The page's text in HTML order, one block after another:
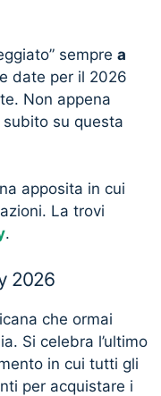
sempre a
date per il 2026
Non appena
su questa
apposita in cui
La trovi
.
2026
che ormai
Si celebra l’ultimo
in cui tutti gli
per acquistare i